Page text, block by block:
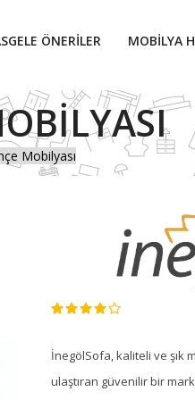
ÖNERILER MOBILYA
Mobilyası
İnegölSofa, kaliteli ve şık
ulaştıran güvenilir bir